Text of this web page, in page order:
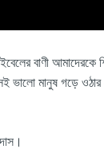
বাণী আমাদেরকে
ভালো মানুষ গড়ে
দাস।